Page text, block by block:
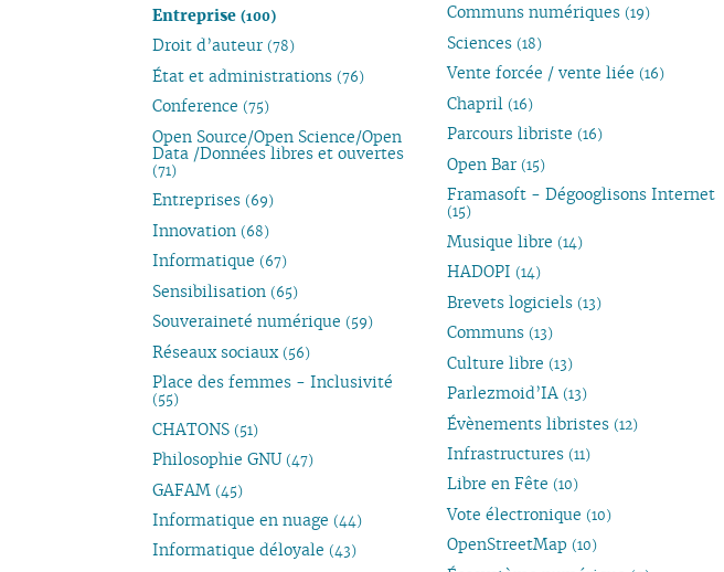
Entreprise (100)
Droit d’auteur (78)
État et administrations (76)
Conference (75)
Open Source/Open Science/Open
Data /Données libres et ouvertes
(71)
Entreprises (69)
Innovation (68)
Informatique (67)
Sensibilisation (65)
Souveraineté numérique (59)
Réseaux sociaux (56)
Place des femmes - Inclusivité
(55)
CHATONS (51)
Philosophie GNU (47)
GAFAM (45)
Informatique en nuage (44)
Informatique déloyale (43)
Communs numériques (19)
Sciences (18)
Vente forcée / vente liée (16)
Chapril (16)
Parcours libriste (16)
Open Bar (15)
Framasoft - Dégooglisons Internet
(15)
Musique libre (14)
HADOPI (14)
Brevets logiciels (13)
Communs (13)
Culture libre (13)
Parlezmoid’IA (13)
Évènements libristes (12)
Infrastructures (11)
Libre en Fête (10)
Vote électronique (10)
OpenStreetMap (10)